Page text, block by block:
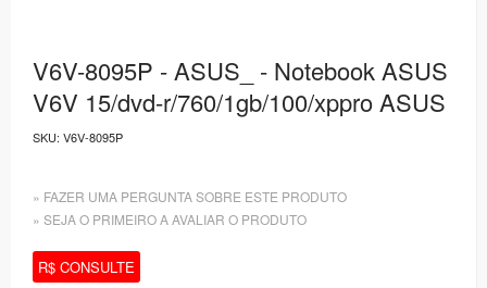
V6V-8095P - ASUS_ - Notebook ASUS
V6V 15/dvd-r/760/1gb/100/xppro ASUS
SKU: V6V-8095P
» FAZER UMA PERGUNTA SOBRE ESTE PRODUTO
» SEJA O PRIMEIRO A AVALIAR O PRODUTO
R$ CONSULTE